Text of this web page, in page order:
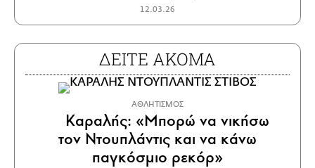
12.03.26
ΔΕΙΤΕ ΑΚΟΜΑ
ΑΘΛΗΤΙΣΜΟΣ
Καραλής: «Μπορώ να νικήσω
τον Ντουπλάντις και να κάνω
παγκόσμιο ρεκόρ»